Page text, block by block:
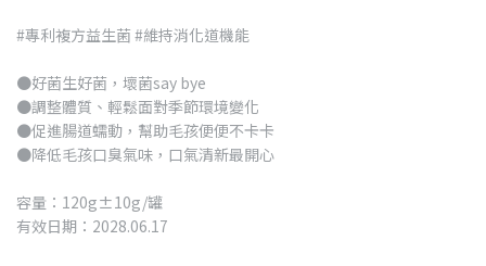
#專利複方益生菌 #維持消化道機能
●好菌生好菌，壞菌say bye
●調整體質、輕鬆面對季節環境變化
●促進腸道蠕動，幫助毛孩便便不卡卡
●降低毛孩口臭氣味，口氣清新最開心
容量：120g±10g/罐
有效日期：2028.06.17